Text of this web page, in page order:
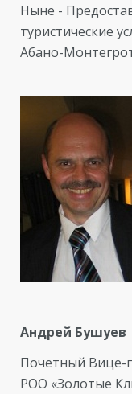
Ныне -
туристические
Абано-
Андрей Бушуев
Почетный Вице-
РОО «Золотые